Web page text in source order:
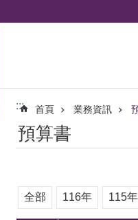
::: 首頁 業務資訊
預算書
全部 116年 115年